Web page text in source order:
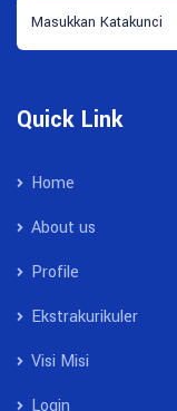
Quick Link
Home
About us
Profile
Ekstrakurikuler
Visi Misi
Login